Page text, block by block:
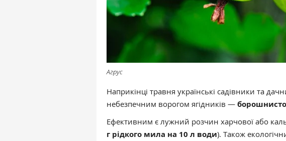
Агрус
Наприкінці травня українські садівники та
небезпечним ворогом ягідників —
Ефективним є лужний розчин харчової або
г рідкого мила на 10 л води). Також